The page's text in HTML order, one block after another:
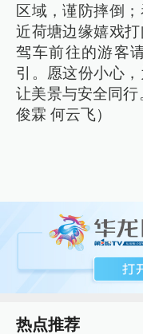
区域，谨防摔倒
近荷塘边缘嬉戏
驾车前往的游客
引。愿这份小心
让美景与安全同
俊霖 何云飞）
热点推荐